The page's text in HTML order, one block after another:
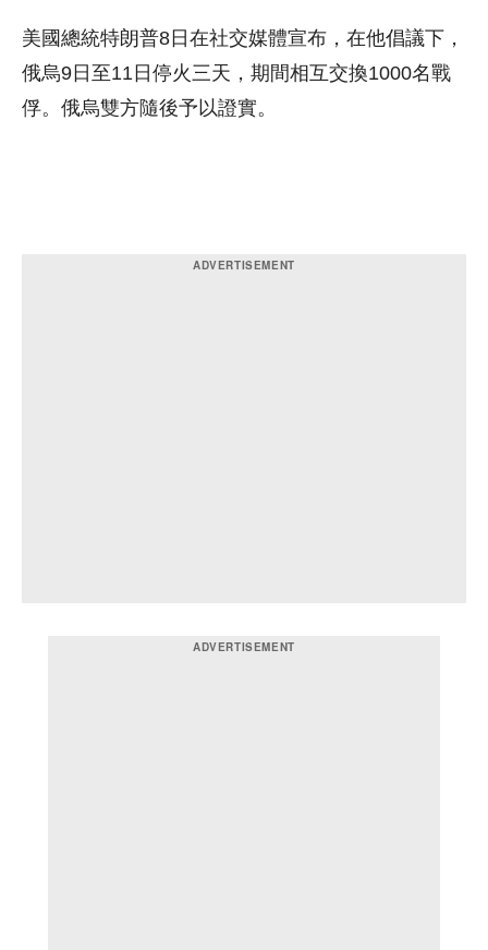
美國總統特朗普8日在社交媒體宣布，在他倡議下，
俄烏9日至11日停火三天，期間相互交換1000名戰
俘。俄烏雙方隨後予以證實。